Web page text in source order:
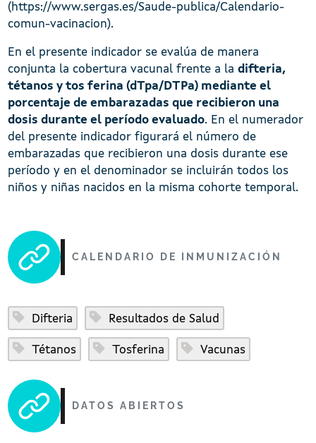
(https://www.sergas.es/Saude-publica/Calendario-
comun-vacinacion).
En el presente indicador se evalúa de manera
conjunta la cobertura vacunal frente a ladifteria,
tétanos y tos ferina (dTpa/DTPa) mediante el
porcentaje de embarazadas que recibieron una
dosis durante el período evaluado. En el numerador
del presente indicador figurará el número de
embarazadas que recibieron una dosis durante ese
período y en el denominador se incluirán todos los
niños y niñas nacidos en la misma cohorte temporal.
CALENDARIO DE INMUNIZACIÓN
Difteria Resultados de Salud
Tétanos Tosferina Vacunas
DATOS ABIERTOS